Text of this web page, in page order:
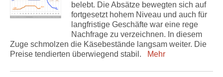
belebt. Die Absätze bewegten sich auf
fortgesetzt hohem Niveau und auch für
langfristige Geschäfte war eine rege
Nachfrage zu verzeichnen. In diesem
Zuge schmolzen die Käsebestände langsam weiter. Die
Preise tendierten überwiegend stabil.
Mehr